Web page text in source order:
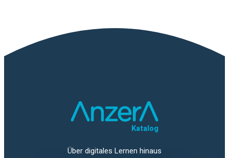
Katalog
Über digitales Lernen hinaus